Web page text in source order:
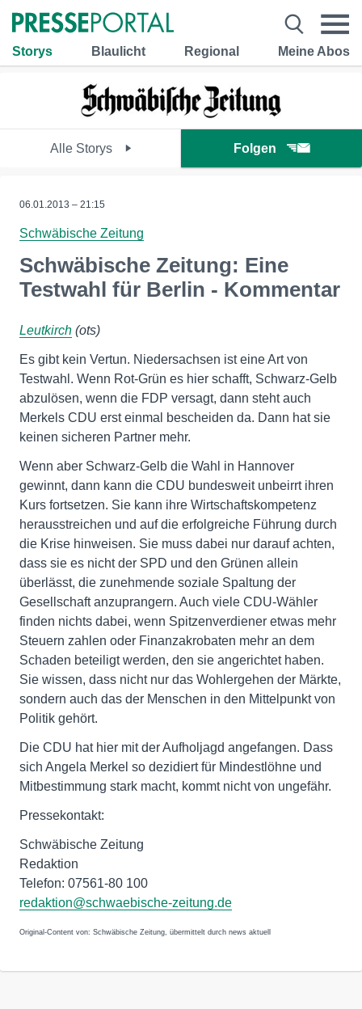
Storys Blaulicht Regional Meine Abos
Alle Storys Folgen
06.01.2013 – 21:15
Schwäbische Zeitung
Schwäbische Zeitung: Eine
Testwahl für Berlin - Kommentar
Leutkirch (ots)
Es gibt kein Vertun. Niedersachsen ist eine Art von
Testwahl. Wenn Rot-Grün es hier schafft, Schwarz-Gelb
abzulösen, wenn die FDP versagt, dann steht auch
Merkels CDU erst einmal bescheiden da. Dann hat sie
keinen sicheren Partner mehr.
Wenn aber Schwarz-Gelb die Wahl in Hannover
gewinnt, dann kann die CDU bundesweit unbeirrt ihren
Kurs fortsetzen. Sie kann ihre Wirtschaftskompetenz
herausstreichen und auf die erfolgreiche Führung durch
die Krise hinweisen. Sie muss dabei nur darauf achten,
dass sie es nicht der SPD und den Grünen allein
überlässt, die zunehmende soziale Spaltung der
Gesellschaft anzuprangern. Auch viele CDU-Wähler
finden nichts dabei, wenn Spitzenverdiener etwas mehr
Steuern zahlen oder Finanzakrobaten mehr an dem
Schaden beteiligt werden, den sie angerichtet haben.
Sie wissen, dass nicht nur das Wohlergehen der Märkte,
sondern auch das der Menschen in den Mittelpunkt von
Politik gehört.
Die CDU hat hier mit der Aufholjagd angefangen. Dass
sich Angela Merkel so dezidiert für Mindestlöhne und
Mitbestimmung stark macht, kommt nicht von ungefähr.
Pressekontakt:
Schwäbische Zeitung
Redaktion
Telefon: 07561-80 100
redaktion@schwaebische-zeitung.de
Original-Content von: Schwäbische Zeitung, übermittelt durch news aktuell